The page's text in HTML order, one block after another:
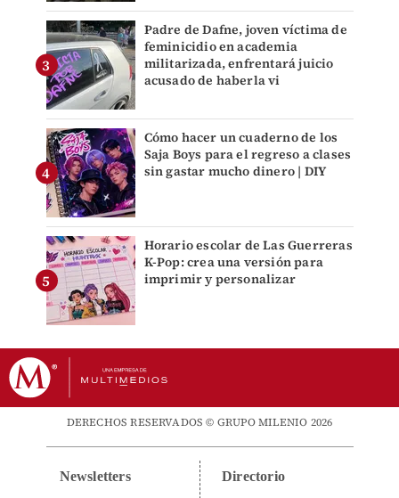
Padre de Dafne, joven víctima de
feminicidio en academia
militarizada, enfrentará juicio
acusado de haberla vi
Cómo hacer un cuaderno de los
Saja Boys para el regreso a clases
sin gastar mucho dinero | DIY
Horario escolar de Las Guerreras
K-Pop: crea una versión para
imprimir y personalizar
DERECHOS RESERVADOS © GRUPO MILENIO 2026
Newsletters Directorio